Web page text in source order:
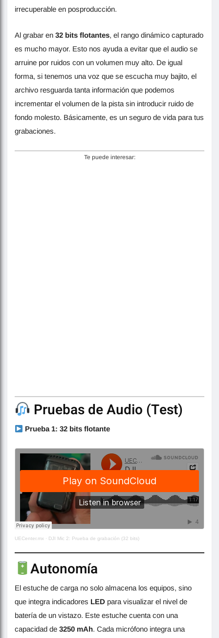
irrecuperable en posproducción.
Al grabar en 32 bits flotantes, el rango dinámico capturado
es mucho mayor. Esto nos ayuda a evitar que el audio se
arruine por ruidos con un volumen muy alto. De igual
forma, si tenemos una voz que se escucha muy bajito, el
archivo resguarda tanta información que podemos
incrementar el volumen de la pista sin introducir ruido de
fondo molesto. Básicamente, es un seguro de vida para tus
grabaciones.
Te puede interesar:
Pruebas de Audio (Test)
Prueba 1: 32 bits flotante
UECenter.mx · DJI Mic 2: Prueba de grabación (32 bits)
Autonomía
El estuche de carga no solo almacena los equipos, sino
que integra indicadores LED para visualizar el nivel de
batería de un vistazo. Este estuche cuenta con una
capacidad de 3250 mAh. Cada micrófono integra una